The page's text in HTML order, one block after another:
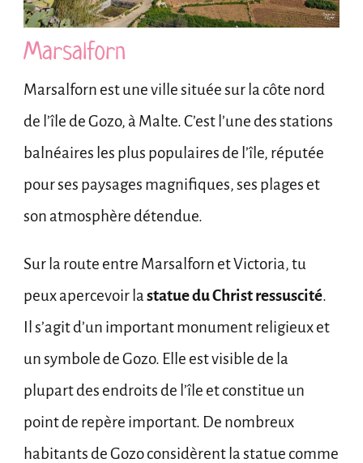
Marsalforn
Marsalforn est une ville située sur la côte nord
de l’île de Gozo, à Malte. C’est l’une des stations
balnéaires les plus populaires de l’île, réputée
pour ses paysages magnifiques, ses plages et
son atmosphère détendue.
Sur la route entre Marsalforn et Victoria, tu
peux apercevoir lastatue du Christ ressuscité.
Il s’agit d’un important monument religieux et
un symbole de Gozo. Elle est visible de la
plupart des endroits de l’île et constitue un
point de repère important. De nombreux
habitants de Gozo considèrent la statue comme